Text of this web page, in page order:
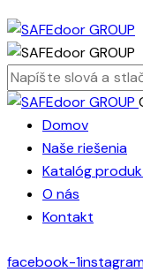
Domov
Naše riešenia
Katalóg
O nás
Kontakt
facebook-1